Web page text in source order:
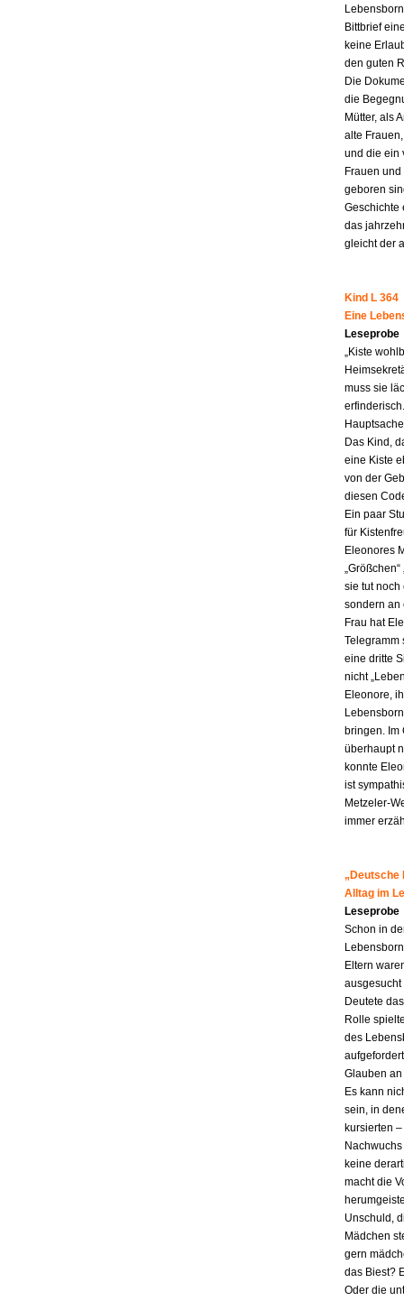
Bittbrief
keine
den guten
Die
die
Mütter, als
alte
und die ein
Frauen
geboren
Geschichte
das
gleicht der
Kind L 364
Eine
Leseprobe
„Kiste
muss sie
Das Kind,
eine Kiste
von der
diesen
Ein paar
für
Eleonores
sie tut noch
sondern an
Frau hat
Telegramm
eine dritte
nicht
Eleonore,
bringen. Im
überhaupt
konnte
ist
Metzeler-
immer
„Deutsche
Alltag im
Leseprobe
Schon in
Eltern
Deutete
Rolle
des
Glauben
Es kann
sein, in
kursierten
keine
macht die
Unschuld,
Mädchen
gern
das Biest?
Oder die